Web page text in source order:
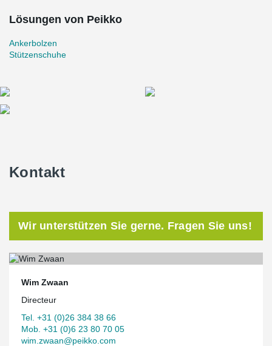
Lösungen von Peikko
Ankerbolzen
Stützenschuhe
Kontakt
Wir unterstützen Sie gerne. Fragen Sie uns!
Wim Zwaan
Directeur
Tel. +31 (0)26 384 38 66
Mob. +31 (0)6 23 80 70 05
wim.zwaan@peikko.com